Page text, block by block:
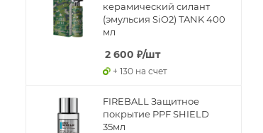
керамический силант
(эмульсия SiO2) TANK 400
мл
2 600 ₽/шт
+ 130 на счет
FIREBALL Защитное
покрытие PPF SHIELD
35мл